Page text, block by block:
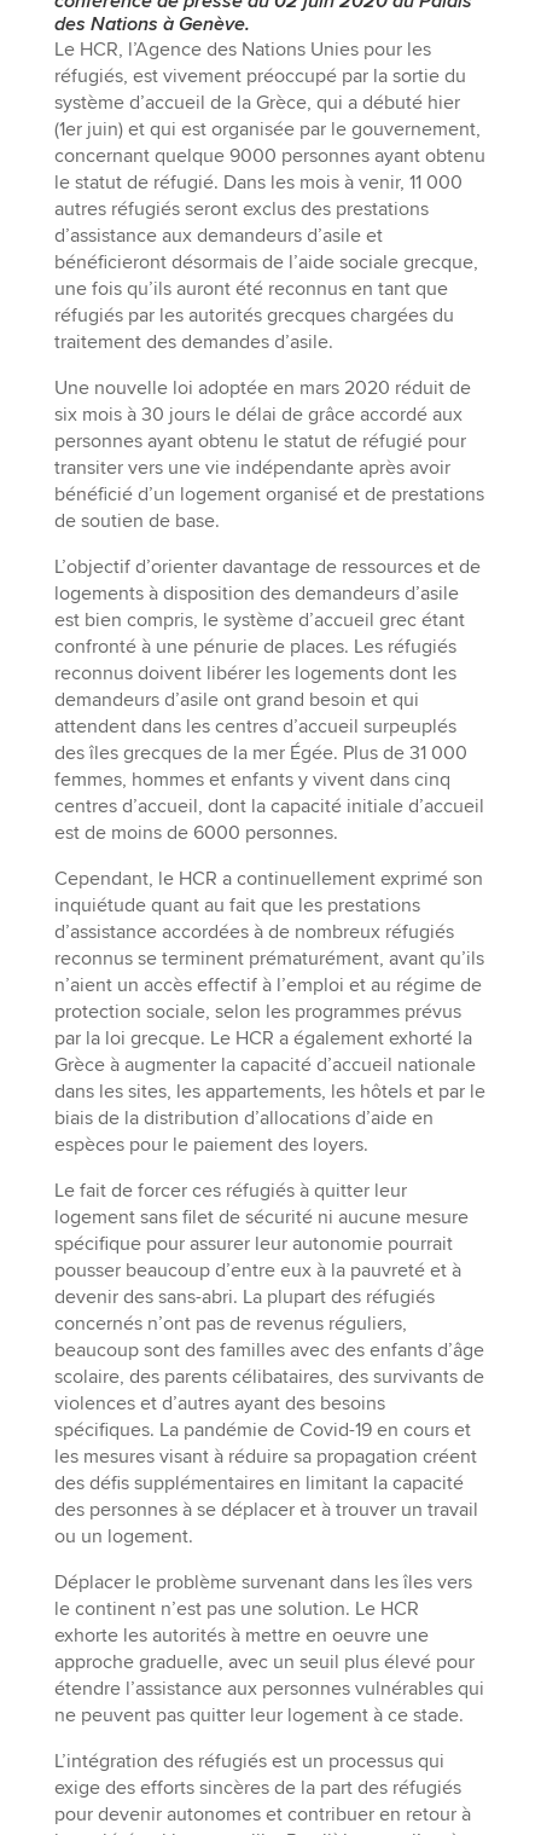
des Nations à Genève.
Le HCR, l’Agence des Nations Unies pour les
réfugiés, est vivement préoccupé par la sortie du
système d’accueil de la Grèce, qui a débuté hier
(1er juin) et qui est organisée par le gouvernement,
concernant quelque 9000 personnes ayant obtenu
le statut de réfugié. Dans les mois à venir, 11 000
autres réfugiés seront exclus des prestations
d’assistance aux demandeurs d’asile et
bénéficieront désormais de l’aide sociale grecque,
une fois qu’ils auront été reconnus en tant que
réfugiés par les autorités grecques chargées du
traitement des demandes d’asile.
Une nouvelle loi adoptée en mars 2020 réduit de
six mois à 30 jours le délai de grâce accordé aux
personnes ayant obtenu le statut de réfugié pour
transiter vers une vie indépendante après avoir
bénéficié d’un logement organisé et de prestations
de soutien de base.
L’objectif d’orienter davantage de ressources et de
logements à disposition des demandeurs d’asile
est bien compris, le système d’accueil grec étant
confronté à une pénurie de places. Les réfugiés
reconnus doivent libérer les logements dont les
demandeurs d’asile ont grand besoin et qui
attendent dans les centres d’accueil surpeuplés
des îles grecques de la mer Égée. Plus de 31 000
femmes, hommes et enfants y vivent dans cinq
centres d’accueil, dont la capacité initiale d’accueil
est de moins de 6000 personnes.
Cependant, le HCR a continuellement exprimé son
inquiétude quant au fait que les prestations
d’assistance accordées à de nombreux réfugiés
reconnus se terminent prématurément, avant qu’ils
n’aient un accès effectif à l’emploi et au régime de
protection sociale, selon les programmes prévus
par la loi grecque. Le HCR a également exhorté la
Grèce à augmenter la capacité d’accueil nationale
dans les sites, les appartements, les hôtels et par le
biais de la distribution d’allocations d’aide en
espèces pour le paiement des loyers.
Le fait de forcer ces réfugiés à quitter leur
logement sans filet de sécurité ni aucune mesure
spécifique pour assurer leur autonomie pourrait
pousser beaucoup d’entre eux à la pauvreté et à
devenir des sans-abri. La plupart des réfugiés
concernés n’ont pas de revenus réguliers,
beaucoup sont des familles avec des enfants d’âge
scolaire, des parents célibataires, des survivants de
violences et d’autres ayant des besoins
spécifiques. La pandémie de Covid-19 en cours et
les mesures visant à réduire sa propagation créent
des défis supplémentaires en limitant la capacité
des personnes à se déplacer et à trouver un travail
ou un logement.
Déplacer le problème survenant dans les îles vers
le continent n’est pas une solution. Le HCR
exhorte les autorités à mettre en oeuvre une
approche graduelle, avec un seuil plus élevé pour
étendre l’assistance aux personnes vulnérables qui
ne peuvent pas quitter leur logement à ce stade.
L’intégration des réfugiés est un processus qui
exige des efforts sincères de la part des réfugiés
pour devenir autonomes et contribuer en retour à